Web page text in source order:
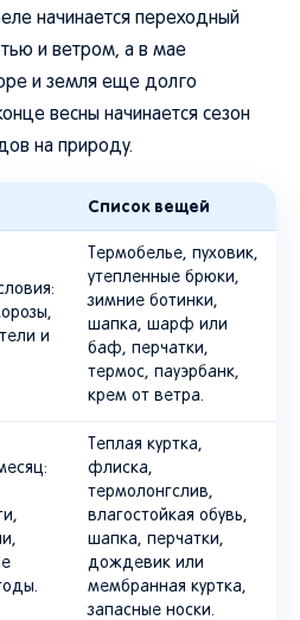
начинается переходный
и ветром, а в мае
и земля еще долго
весны начинается сезон
на природу.
Список вещей
и
Термобелье, пуховик,
утепленные брюки,
зимние ботинки,
шапка, шарф или
баф, перчатки,
термос, пауэрбанк,
крем от ветра.
Теплая куртка,
флиска,
термолонгслив,
влагостойкая обувь,
шапка, перчатки,
дождевик или
мембранная куртка,
запасные носки.